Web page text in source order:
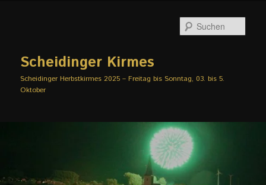
springen
springenScheidinger Kirmes
Scheidinger Herbstkirmes 2025 – Freitag bis Sonntag, 03. bis 5.
Oktober